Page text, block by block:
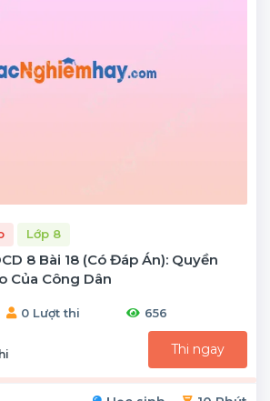
Lớp 8
8 Bài 18 (có Đáp Án): Quyền
Của Công Dân
0 Lượt thi 656
Thi ngay